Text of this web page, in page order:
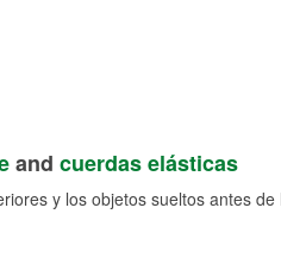
and cuerdas elásticas
y los objetos sueltos antes